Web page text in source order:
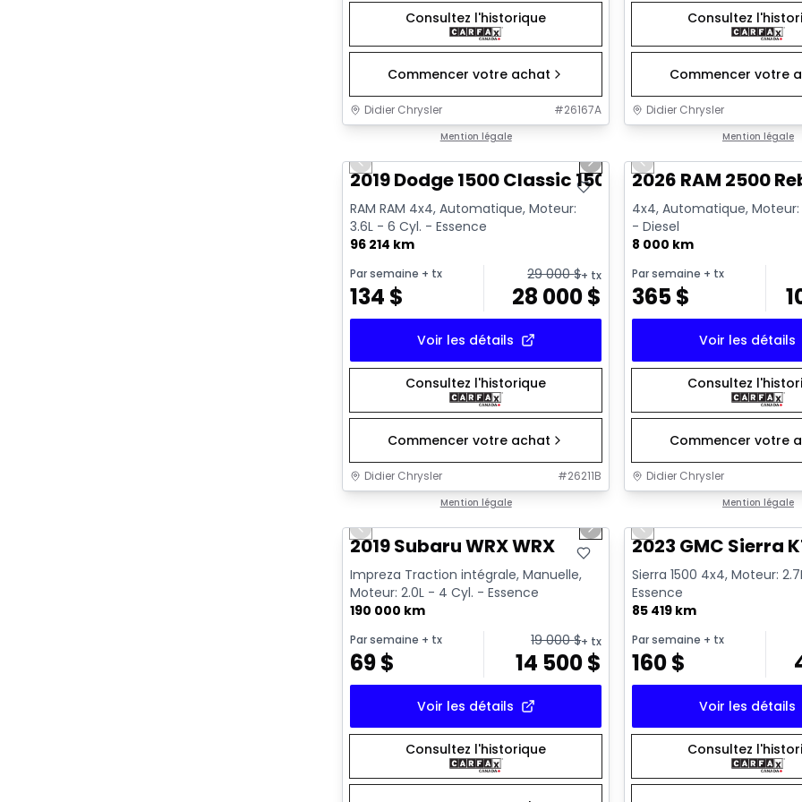
Consultez l'historique
Commencer votre achat
Didier Chrysler #26167A
Mention légale
Consultez
Commencer votre
Didier Chrysler
Mention légale
Très bonne offre
Previous slide Next slide
2019 Dodge 1500 Classic 1500 Express
RAM RAM 4x4, Automatique, Moteur:
3.6L - 6 Cyl. - Essence
96 214 km
Par semaine + tx
134 $
29 000$+ tx
28 000$
Voir les détails
Consultez l'historique
Commencer votre achat
Didier Chrysler #26211B
Mention légale
Très bonne offre
Previous slide
2026 RAM 2500
4x4, Automatique, Moteur:
- Diesel
8 000 km
Par semaine + tx
365$
Voir les détails
Consultez
Commencer votre
Didier Chrysler
Mention légale
Très bonne offre
Previous slide Next slide
2019 Subaru WRX WRX
Impreza Traction intégrale, Manuelle,
Moteur: 2.0L - 4 Cyl. - Essence
190 000 km
Par semaine + tx
69$
19 000$+ tx
14 500$
Voir les détails
Consultez l'historique
Très bonne offre
Previous slide
2023 GMC Sierra
Sierra 1500 4x4, Moteur:
Essence
85 419 km
Par semaine + tx
160$
Voir les détails
Consultez